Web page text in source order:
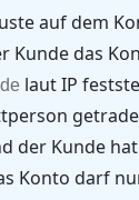
auf dem
Kunde das
laut IP
der Kunde
Konto darf